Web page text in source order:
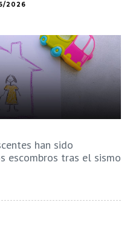
2026
han sido
escombros tras el sismo